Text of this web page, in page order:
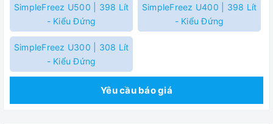
SimpleFreez U500 | 398 Lít
- Kiểu Đứng
SimpleFreez U400 | 398 Lít
- Kiểu Đứng
SimpleFreez U300 | 308 Lít
- Kiểu Đứng
Yêu cầu báo giá